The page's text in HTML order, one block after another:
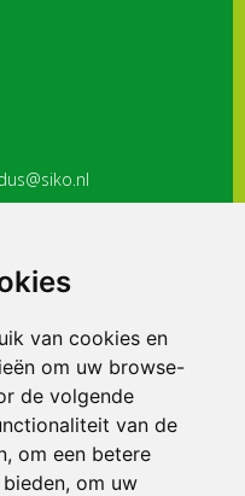
van cookies en
om uw browse-
de volgende
van de
, om een betere
, om uw